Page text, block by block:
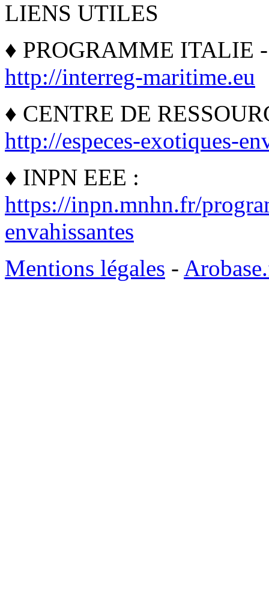
LIENS UTILES
♦ PROGRAMME ITALIE
http://interreg-maritime.eu
♦ CENTRE DE
http://especes-exotiques-
♦ INPN EEE :
https://inpn.mnhn.fr/
envahissantes
Mentions légales -